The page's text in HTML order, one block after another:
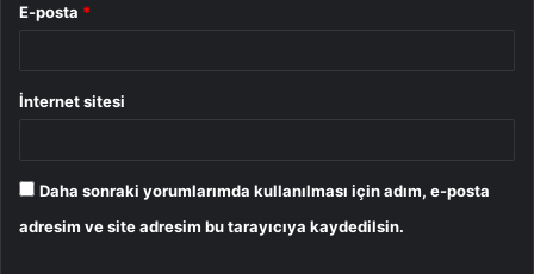
E-posta *
İnternet sitesi
Daha sonraki yorumlarımda kullanılması için adım, e-posta
adresim ve site adresim bu tarayıcıya kaydedilsin.